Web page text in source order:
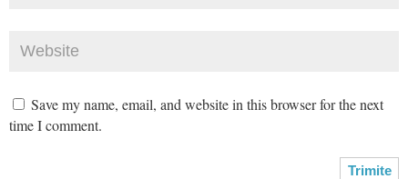
Save my name, email, and website in this browser for the next
time I comment.